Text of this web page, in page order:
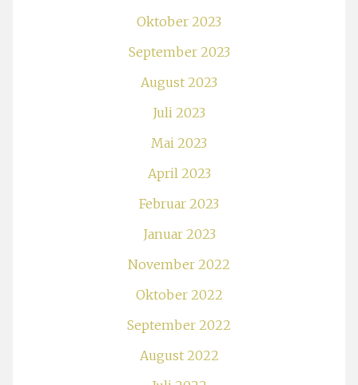
Oktober 2023
September 2023
August 2023
Juli 2023
Mai 2023
April 2023
Februar 2023
Januar 2023
November 2022
Oktober 2022
September 2022
August 2022